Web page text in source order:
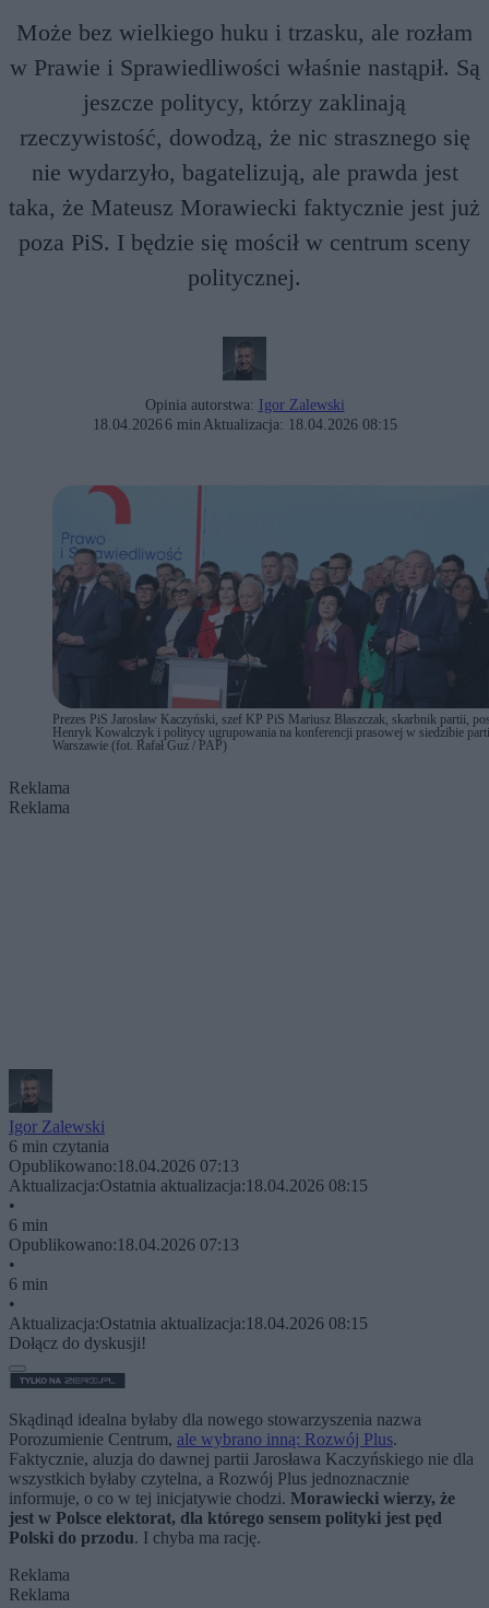
Może bez wielkiego huku i trzasku, ale rozłam
w Prawie i Sprawiedliwości właśnie nastąpił. Są
jeszcze politycy, którzy zaklinają
rzeczywistość, dowodzą, że nic strasznego się
nie wydarzyło, bagatelizują, ale prawda jest
taka, że Mateusz Morawiecki faktycznie jest już
poza PiS. I będzie się mościł w centrum sceny
politycznej.
Opinia autorstwa: Igor Zalewski
18.04.20266 min Aktualizacja: 18.04.2026 08:15
Prezes PiS Jarosław Kaczyński, szef KP PiS Mariusz Błaszczak, skarbnik partii,
Henryk Kowalczyk i politycy ugrupowania na konferencji prasowej w siedzibie
Warszawie (fot. Rafał Guz / PAP)
Reklama
Reklama
Igor Zalewski
6 min czytania
Opublikowano:18.04.2026 07:13
Aktualizacja:Ostatnia aktualizacja:18.04.2026 08:15
•
6 min
Opublikowano:18.04.2026 07:13
•
6 min
•
Aktualizacja:Ostatnia aktualizacja:18.04.2026 08:15
Dołącz do dyskusji!
Skądinąd idealna byłaby dla nowego stowarzyszenia nazwa
Porozumienie Centrum, ale wybrano inną: Rozwój Plus.
Faktycznie, aluzja do dawnej partii Jarosława Kaczyńskiego nie dla
wszystkich byłaby czytelna, a Rozwój Plus jednoznacznie
informuje, o co w tej inicjatywie chodzi. Morawiecki wierzy, że
jest w Polsce elektorat, dla którego sensem polityki jest pęd
Polski do przodu. I chyba ma rację.
Reklama
Reklama